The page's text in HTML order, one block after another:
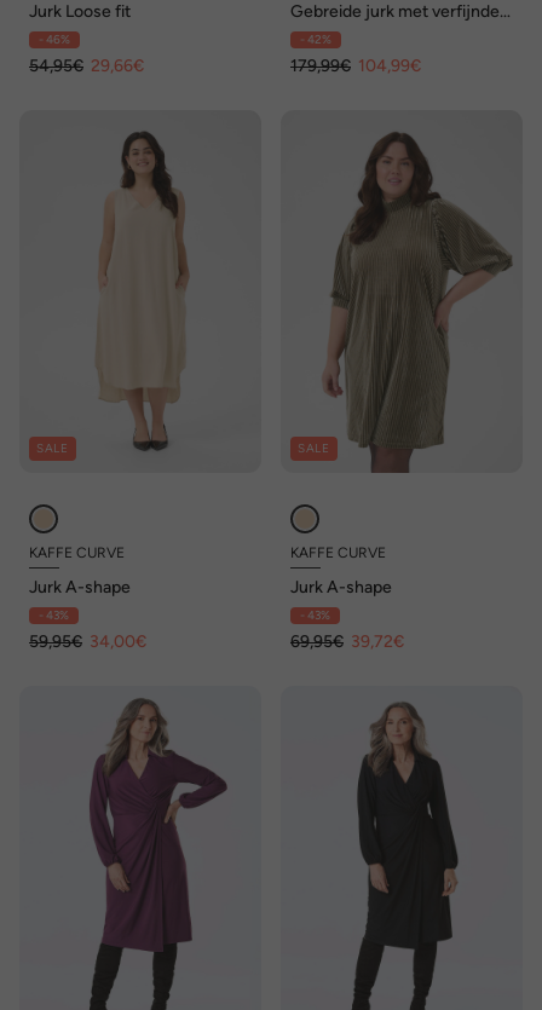
Jurk Loose fit
- 46%
54,95€ 29,66€
Gebreide jurk met verfijnde
asymmetrische kraag
- 42%
179,99€ 104,99€
SALE
KAFFE CURVE
Jurk A-shape
- 43%
59,95€ 34,00€
SALE
KAFFE CURVE
Jurk A-shape
- 43%
69,95€ 39,72€